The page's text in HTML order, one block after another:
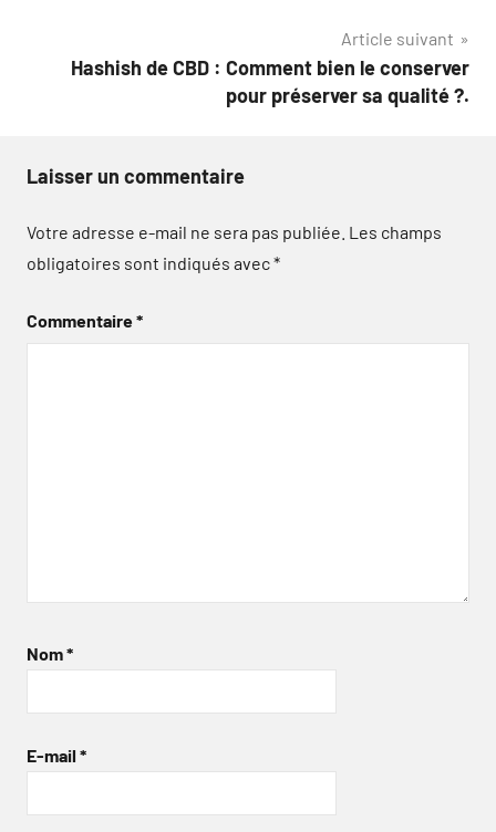
Article suivant
Hashish de CBD : Comment bien le conserver
pour préserver sa qualité ?.
Laisser un commentaire
Votre adresse e-mail ne sera pas publiée. Les champs
obligatoires sont indiqués avec*
Commentaire*
Nom*
E-mail *